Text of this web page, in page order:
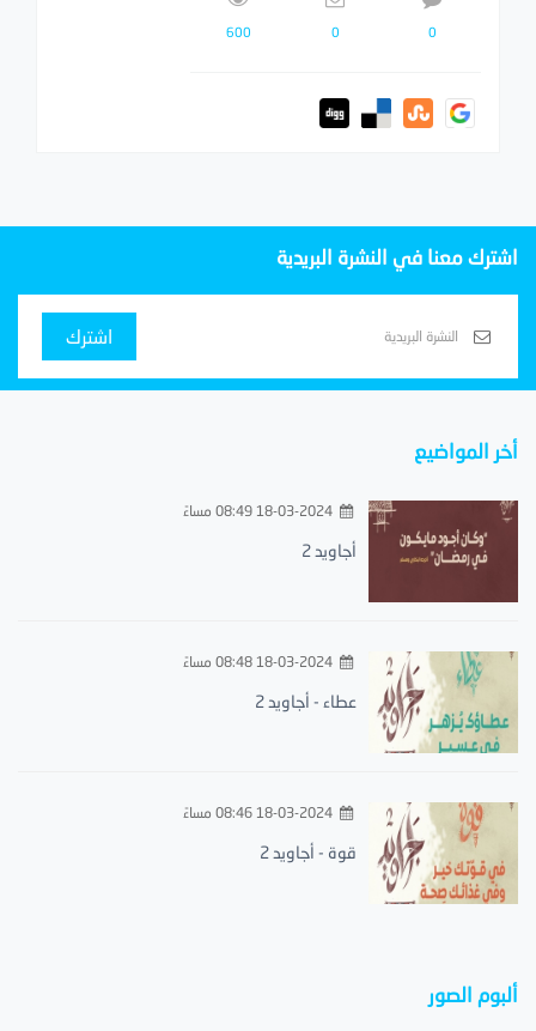
0
0
600
اشترك معنا في النشرة البريدية
اشترك
أخر المواضيع
18-03-2024 08:49 مساءً
أجاويد 2
18-03-2024 08:48 مساءً
عطاء - أجاويد 2
18-03-2024 08:46 مساءً
قوة - أجاويد 2
ألبوم الصور